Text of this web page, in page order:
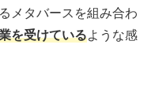
メタバースを組み合わ
を受けているような感